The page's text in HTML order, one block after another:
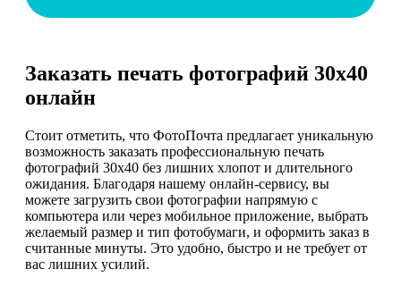
Заказать печать фотографий 30х40
онлайн
Стоит отметить, что ФотоПочта предлагает уникальную
возможность заказать профессиональную печать
фотографий 30х40 без лишних хлопот и длительного
ожидания. Благодаря нашему онлайн-сервису, вы
можете загрузить свои фотографии напрямую с
компьютера или через мобильное приложение, выбрать
желаемый размер и тип фотобумаги, и оформить заказ в
считанные минуты. Это удобно, быстро и не требует от
вас лишних усилий.